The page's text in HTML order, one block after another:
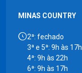
MINAS COUNTRY
2ª: fechado
3ª e 5ª: 9h às 17h
4ª: 9h às 22h
6ª: 9h às 17h